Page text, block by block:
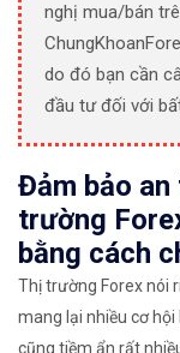
nghị mua/bán
do đó bạn cần
đầu tư đối với
Đảm bảo
trường
bằng cách
Thị trường Forex nói
mang lại nhiều cơ
cũng tiềm ẩn rất